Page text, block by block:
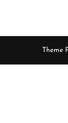
Theme